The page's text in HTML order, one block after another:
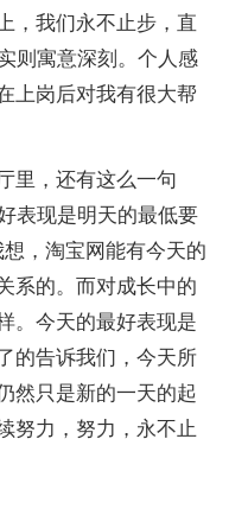
，我们永不止步，直
则寓意深刻。个人感
上岗后对我有很大帮
，还有这么一句
表现是明天的最低要
，淘宝网能有今天的
系的。而对成长中的
。今天的最好表现是
的告诉我们，今天所
然只是新的一天的起
努力，努力，永不止